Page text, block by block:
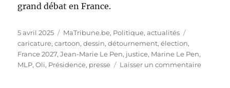
grand débat en France.
Publié
le
5 avril 2025 Catégories
MaTribune.be, Politique, actualités
caricature,cartoon,dessin,détournement,élection,
France 2027,Jean-Marie Le Pen, justice, Marine Le Pen,
MLP,Oli, Présidence, presse Laisser un commentairesur